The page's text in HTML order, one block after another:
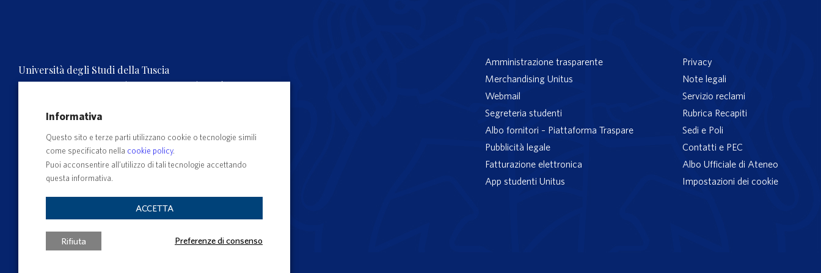
Università degli Studi della Tuscia
Rettorato, Via S.M. in Gradi n.4, 01100 Viterbo, ITALY.
C.F. 80029030568 – P.IVA 00575560560
Amministrazione trasparente
Merchandising Unitus
Webmail
Segreteria studenti
Albo fornitori – Piattaforma Traspare
Pubblicità legale
Fatturazione elettronica
App studenti Unitus
Privacy
Note legali
Servizio reclami
Rubrica Recapiti
Sedi e Poli
Contatti e PEC
Albo Ufficiale di Ateneo
Impostazioni dei cookie
Informativa
Questo sito e terze parti utilizzano cookie o tecnologie simili
come specificato nella cookie policy.
Puoi acconsentire all’utilizzo di tali tecnologie accettando
questa informativa.
ACCETTA
Rifiuta Preferenze di consenso